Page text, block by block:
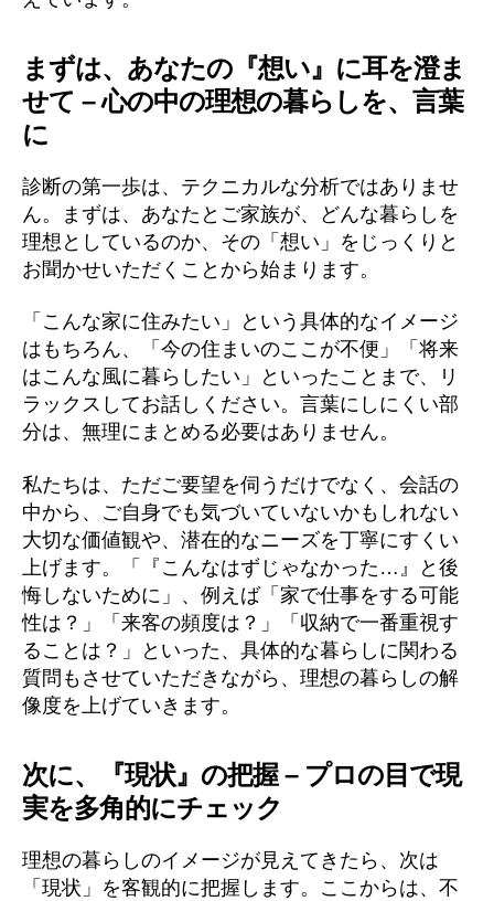
まずは、あなたの『想い』に耳を澄ま
せて – 心の中の理想の暮らしを、言葉
に
診断の第一歩は、テクニカルな分析ではありませ
ん。まずは、あなたとご家族が、どんな暮らしを
理想としているのか、その「想い」をじっくりと
お聞かせいただくことから始まります。
「こんな家に住みたい」という具体的なイメージ
はもちろん、「今の住まいのここが不便」「将来
はこんな風に暮らしたい」といったことまで、リ
ラックスしてお話しください。言葉にしにくい部
分は、無理にまとめる必要はありません。
私たちは、ただご要望を伺うだけでなく、会話の
中から、ご自身でも気づいていないかもしれない
大切な価値観や、潜在的なニーズを丁寧にすくい
上げます。「『こんなはずじゃなかった…』と後
悔しないために」、例えば「家で仕事をする可能
性は？」「来客の頻度は？」「収納で一番重視す
ることは？」といった、具体的な暮らしに関わる
質問もさせていただきながら、理想の暮らしの解
像度を上げていきます。
次に、『現状』の把握 – プロの目で現
実を多角的にチェック
理想の暮らしのイメージが見えてきたら、次は
「現状」を客観的に把握します。ここからは、不